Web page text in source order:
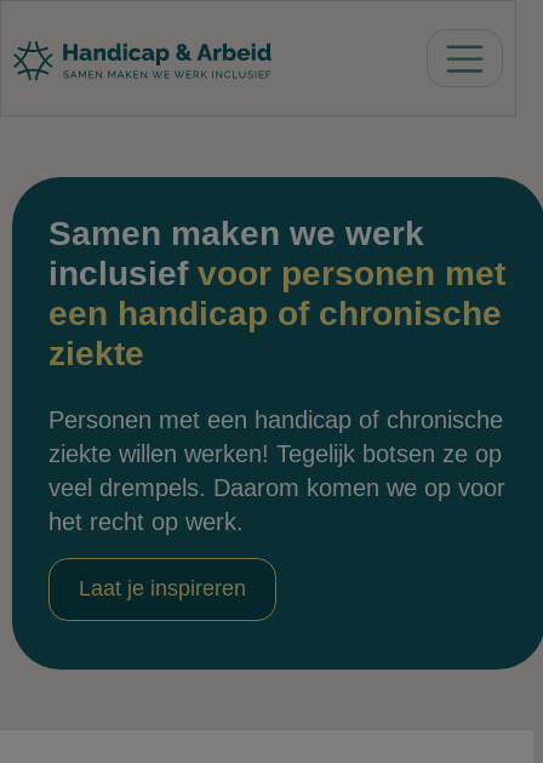
Samen maken we werk
inclusief voor personen met
een handicap of chronische
ziekte
Personen met een handicap of chronische
ziekte willen werken! Tegelijk botsen ze op
veel drempels. Daarom komen we op voor
het recht op werk.
Laat je inspireren